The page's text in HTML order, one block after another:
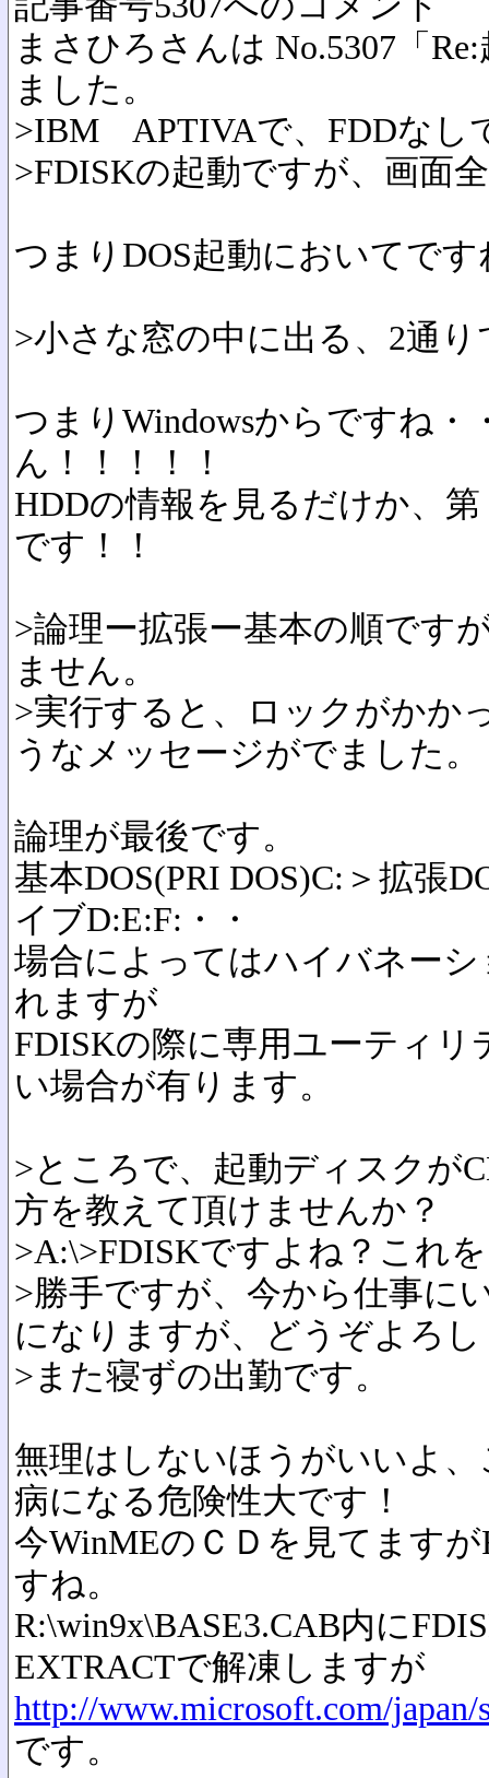
まさひろさんは No.5307「
ました。
>IBM APTIVAで、FDDなし
>FDISKの起動ですが、画面
つまりDOS起動においてです
>小さな窓の中に出る、2通
つまりWindowsからですね
ん！！！！！
HDDの情報を見るだけか、
です！！
>論理ー拡張ー基本の順です
ません。
>実行すると、ロックがかか
うなメッセージがでました。
論理が最後です。
基本DOS(PRI DOS)C:＞拡張
イブD:E:F:・・
場合によってはハイバネーシ
れますが
FDISKの際に専用ユーティ
い場合が有ります。
>ところで、起動ディスクが
方を教えて頂けませんか？
>A:\>FDISKですよね？これ
>勝手ですが、今から仕事に
になりますが、どうぞよろ
>また寝ずの出勤です。
無理はしないほうがいいよ
病になる危険性大です！
今WinMEのＣＤを見てます
すね。
R:\win9x\BASE3.CAB内に
EXTRACTで解凍しますが
http://www.microsoft.com/
です。